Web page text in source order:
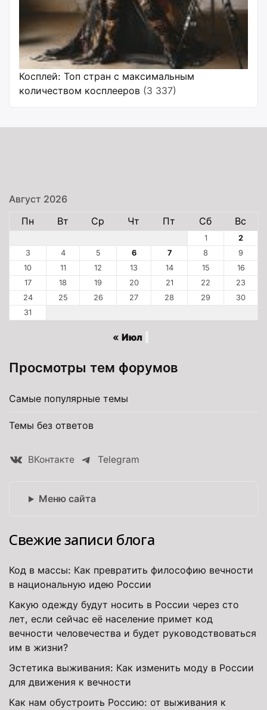
Косплей: Топ стран с максимальным
количеством косплееров (3 337)
Август 2026
Пн
Вт Ср Чт Пт Сб Вс
1
2
3
4 5 6 7 8
9
10
11 12 13 14 15
16
17
18 19 20 21 22
23
24
25 26 27 28 29
30
31
« Июл
Просмотры тем форумов
Самые популярные темы
Темы без ответов
ВКонтакте Telegram
Меню сайта
Свежие записи блога
Код в массы: Как превратить философию вечности
в национальную идею России
Какую одежду будут носить в России через сто
лет, если сейчас её население примет код
вечности человечества и будет руководствоваться
им в жизни?
Эстетика выживания: Как изменить моду в России
для движения к вечности
Как нам обустроить Россию: от выживания к